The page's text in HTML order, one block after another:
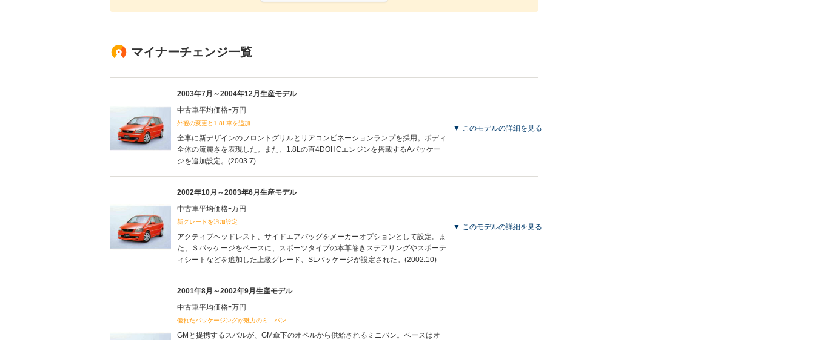
マイナーチェンジ一覧
2003年7月～2004年12月生産モデル
中古車平均価格-万円
外観の変更と1.8L車を追加
全車に新デザインのフロントグリルとリアコンビネーションランプを採用。ボディ
全体の流麗さを表現した。また、1.8Lの直4DOHCエンジンを搭載するAパッケー
ジを追加設定。(2003.7)
▼ このモデルの詳細を見る
2002年10月～2003年6月生産モデル
中古車平均価格-万円
新グレードを追加設定
アクティブヘッドレスト、サイドエアバッグをメーカーオプションとして設定。ま
た、Ｓパッケージをベースに、スポーツタイプの本革巻きステアリングやスポーテ
ィシートなどを追加した上級グレード、SLパッケージが設定された。(2002.10)
▼ このモデルの詳細を見る
2001年8月～2002年9月生産モデル
中古車平均価格-万円
優れたパッケージングが魅力のミニバン
GMと提携するスバルが、GM傘下のオペルから供給されるミニバン。ベースはオ